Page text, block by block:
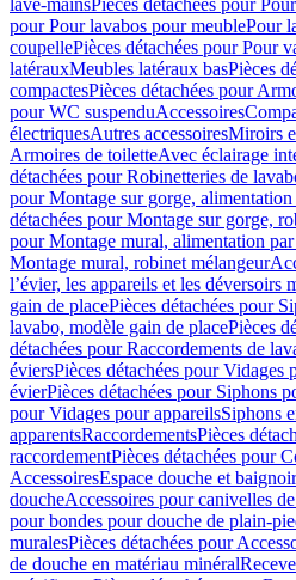
lave-mainsPièces détachées pour
pour Pour lavabos pour meublePour
coupellePièces détachées pour Pour
latérauxMeubles latéraux basPièces
compactesPièces détachées pour
pour WC suspenduAccessoires
électriquesAutres accessoiresMiroirs
Armoires de toiletteAvec éclairage
détachées pour Robinetteries de
pour Montage sur gorge,
détachées pour Montage sur gorge,
pour Montage mural, alimentation
Montage mural, robinet mélangeur
l’évier, les appareils et les déversoirs
gain de placePièces détachées pour
lavabo, modèle gain de placePièces
détachées pour Raccordements de
éviersPièces détachées pour Vidages
évierPièces détachées pour Siphons
pour Vidages pour appareilsSiphons
apparentsRaccordementsPièces
raccordementPièces détachées pour
AccessoiresEspace douche et
doucheAccessoires pour canivelles
pour bondes pour douche de plain-
muralesPièces détachées pour
de douche en matériau minéral